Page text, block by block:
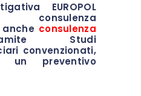
EUROPOL
consulenza
Studi
convenzionati,
un preventivo